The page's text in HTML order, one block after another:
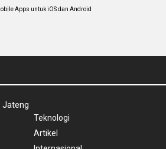
Apps untuk iOS dan Android
Artikel
Internasional